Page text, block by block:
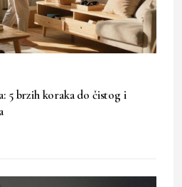
5 brzih koraka do čistog i